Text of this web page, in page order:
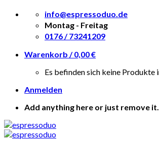
Skip
info@espressoduo.de
Montag - Freitag
0176 / 73241209
Warenkorb /0,00€
Es befinden sich keine Produkte
Anmelden
Add anything here or just remove